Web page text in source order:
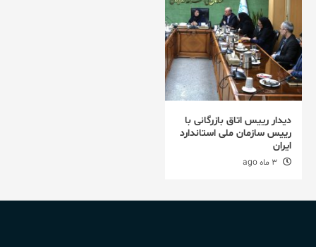
دیدار رییس اتاق بازرگانی با
رییس سازمان ملی استاندارد
ایران